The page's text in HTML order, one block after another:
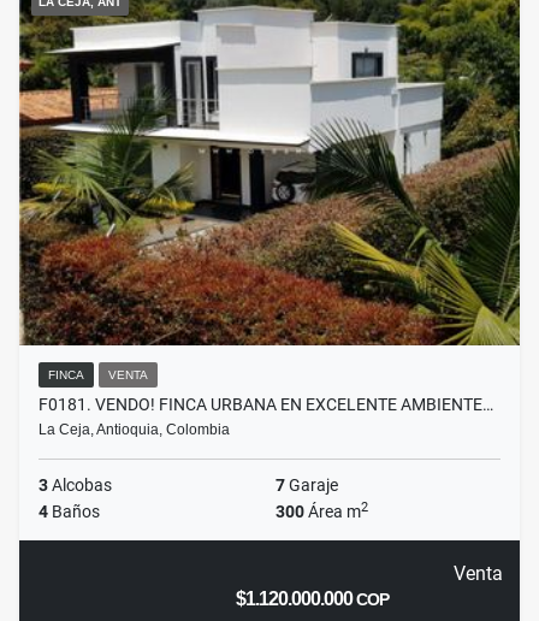
FINCA VENTA
F0181. VENDO! FINCA URBANA EN EXCELENTE AMBIENTE…
La Ceja, Antioquia, Colombia
3Alcobas 7Garaje
4 Baños 300Área m2
Venta
$1.120.000.000COP